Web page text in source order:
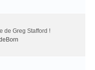
de Greg Stafford !